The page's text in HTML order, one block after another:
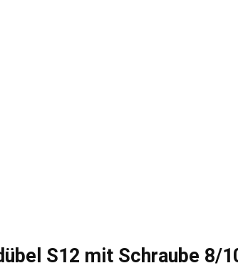
S12 mit Schraube 8/